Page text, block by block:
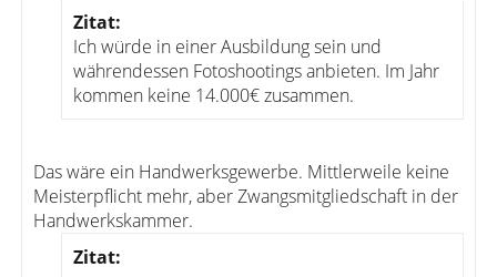
Zitat:
Ich würde in einer Ausbildung sein und
währendessen Fotoshootings anbieten. Im Jahr
kommen keine 14.000€ zusammen.
Das wäre ein Handwerksgewerbe. Mittlerweile keine
Meisterpflicht mehr, aber Zwangsmitgliedschaft in der
Handwerkskammer.
Zitat: